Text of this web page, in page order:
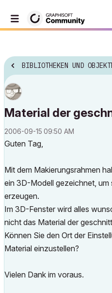
BIBLIOTHEKEN UND
Material der
‎2006-09-15 09:50 AM
Guten Tag,
Mit dem Makierungsrahmen
ein 3D-Modell gezeichnet,
erzeugen.
Im 3D-Fenster wird alles
nicht das Material der
Können Sie den Ort der
Material einzustellen?
Vielen Dank im voraus.